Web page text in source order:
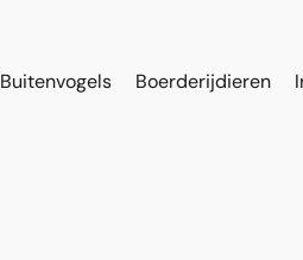
Buitenvogels Boerderijdieren